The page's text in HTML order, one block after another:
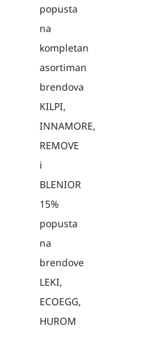
popusta
na
kompletan
asortiman
brendova
KILPI,
INNAMORE,
REMOVE
i
BLENIOR
15%
popusta
na
brendove
LEKI,
ECOEGG,
HUROM